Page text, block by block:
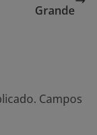
Grande
Campos